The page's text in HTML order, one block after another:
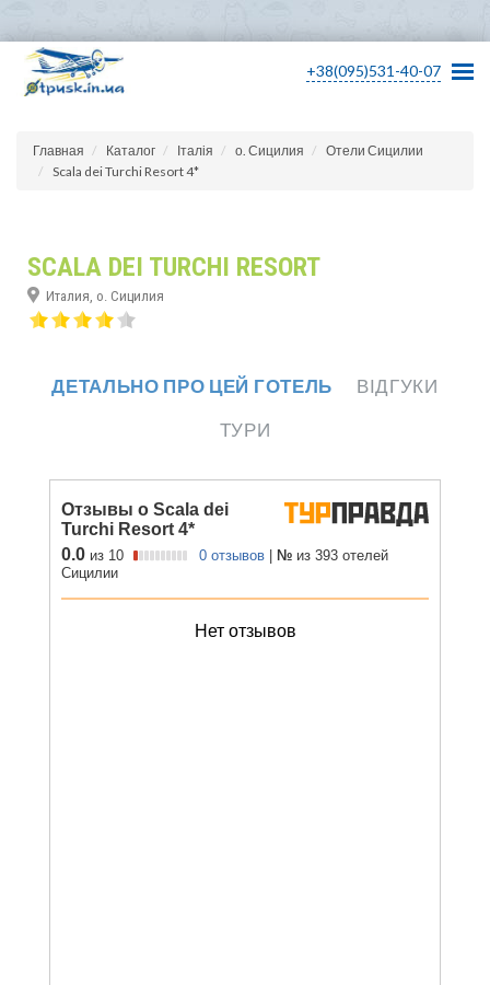
+38(095)531-40-07
Главная Каталог Італія о. Сицилия
Отели Сицилии
Scala dei Turchi Resort 4*
SCALA DEI TURCHI RESORT
Италия, о. Сицилия
ДЕТАЛЬНО ПРО ЦЕЙ ГОТЕЛЬ
ВІДГУКИ
ТУРИ